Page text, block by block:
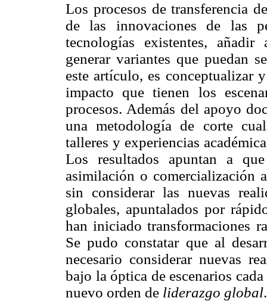
Los procesos de transferencia
de las innovaciones de las
tecnologías existentes,
generar variantes que puedan
este artículo, es conceptualizar
impacto que tienen los
procesos. Además del apoyo
una metodología de corte
talleres y experiencias
Los resultados apuntan a
asimilación o comercialización
sin considerar las nuevas
globales, apuntalados por
han iniciado transformaciones
Se pudo constatar que al
necesario considerar nuevas
bajo la óptica de escenarios
nuevo orden de liderazgo global.